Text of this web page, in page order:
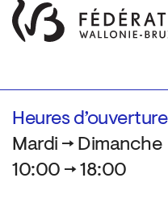
Heures d’ouverture
Mardi → Dimanche
10:00 → 18:00